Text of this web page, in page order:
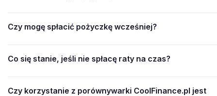
Czy mogę spłacić pożyczkę wcześniej?
Co się stanie, jeśli nie spłacę raty na czas?
Czy korzystanie z porównywarki CoolFinance.pl jest